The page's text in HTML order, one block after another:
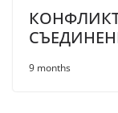
9 months